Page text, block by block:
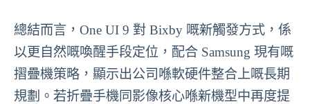
總結而言，One UI 9 對 Bixby 嘅新觸發方式，係
以更自然嘅喚醒手段定位，配合 Samsung 現有嘅
摺疊機策略，顯示出公司喺軟硬件整合上嘅長期
規劃。若折疊手機同影像核心喺新機型中再度提